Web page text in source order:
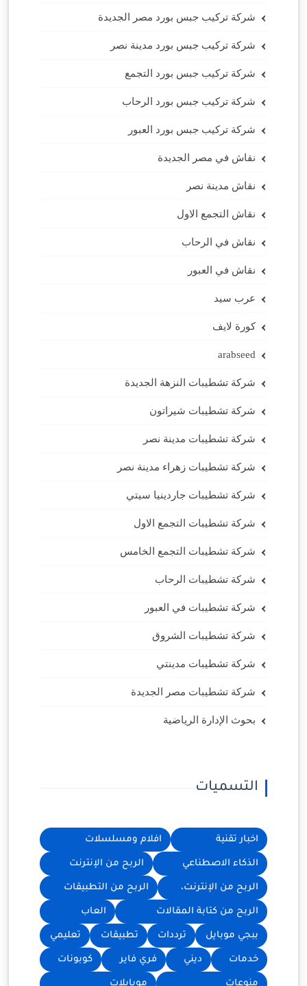
شركة تركيب جبس بورد مصر الجديدة
شركة تركيب جبس بورد مدينة نصر
شركة تركيب جبس بورد التجمع
شركة تركيب جبس بورد الرحاب
شركة تركيب جبس بورد العبور
نقاش في مصر الجديدة
نقاش مدينة نصر
نقاش التجمع الاول
نقاش في الرحاب
نقاش في العبور
عرب سيد
كورة لايف
arabseed
شركة تشطيبات النزهة الجديدة
شركة تشطيبات شيراتون
شركة تشطيبات مدينة نصر
شركة تشطيبات زهراء مدينة نصر
شركة تشطيبات جاردينيا سيتي
شركة تشطيبات التجمع الاول
شركة تشطيبات التجمع الخامس
شركة تشطيبات الرحاب
شركة تشطيبات في العبور
شركة تشطيبات الشروق
شركة تشطيبات مدينتي
شركة تشطيبات مصر الجديدة
بحوث الإدارة الرياضية
التسميات
اخبار تقنية افلام ومسلسلات
الذكاء الاصطناعي الربح من الإنترنت
الربح من الإنترنت، الربح من التطبيقات
الربح من كتابة المقالات العاب
ببجي موبايل ترددات تطبيقات تعليمي
خدمات ديني فري فاير كوبونات
منوعات موبايلات